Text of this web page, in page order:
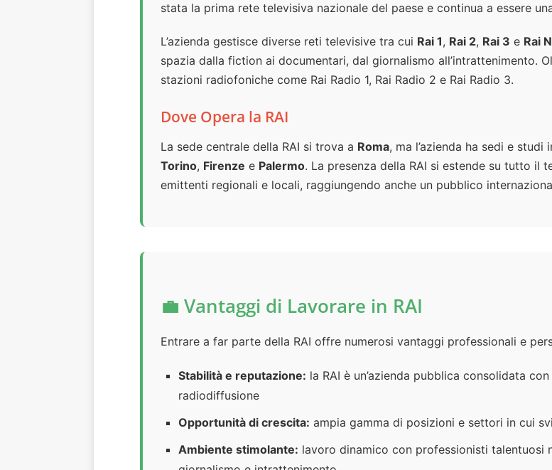
stata la prima rete televisiva nazionale del paese e continua a essere
L’azienda gestisce diverse reti televisive tra cui Rai 1, Rai 2, Rai 3 e Rai
spazia dalla fiction ai documentari, dal giornalismo all’intrattenimento.
stazioni radiofoniche come Rai Radio 1, Rai Radio 2 e Rai Radio 3.
Dove Opera la RAI
La sede centrale della RAI si trova a Roma, ma l’azienda ha sedi e
Torino, Firenze e Palermo. La presenza della RAI si estende su tutto il
emittenti regionali e locali, raggiungendo anche un pubblico
💼 Vantaggi di Lavorare in RAI
Entrare a far parte della RAI offre numerosi vantaggi professionali e
Stabilità e reputazione: la RAI è un’azienda pubblica consolidata
radiodiffusione
Opportunità di crescita: ampia gamma di posizioni e settori in cui
Ambiente stimolante: lavoro dinamico con professionisti talentuosi